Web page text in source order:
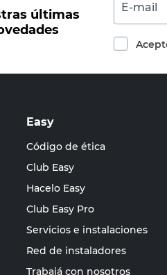
últimas
E-mail
Easy
Código de ética
Club Easy
Hacelo Easy
Club Easy Pro
Servicios e instalaciones
Red de instaladores
Trabajá con nosotros